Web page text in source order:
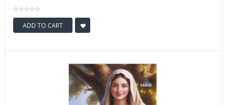
ADD TO CART